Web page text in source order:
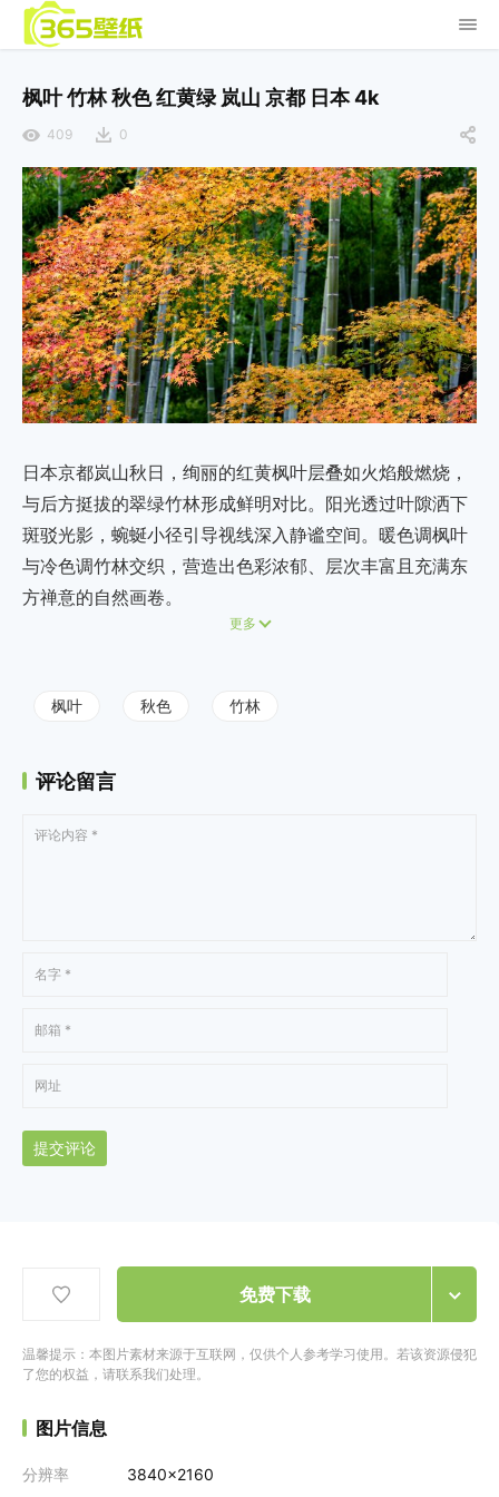
枫叶 竹林 秋色 红黄绿 岚山 京都 日本 4k
409 0
日本京都岚山秋日，绚丽的红黄枫叶层叠如火焰般燃烧，
与后方挺拔的翠绿竹林形成鲜明对比。阳光透过叶隙洒下
斑驳光影，蜿蜒小径引导视线深入静谧空间。暖色调枫叶
与冷色调竹林交织，营造出色彩浓郁、层次丰富且充满东
方禅意的自然画卷。
更多
枫叶 秋色 竹林
评论留言
提交评论
免费下载
温馨提示：本图片素材来源于互联网，仅供个人参考学习使用。若该资源侵犯
了您的权益，请联系我们处理。
图片信息
分辨率
3840x2160